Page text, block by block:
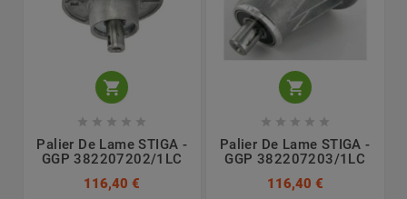

    
Palier De Lame STIGA -
GGP 382207202/1LC
116,40 €

    
Palier De Lame STIGA -
GGP 382207203/1LC
116,40 €